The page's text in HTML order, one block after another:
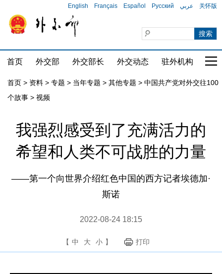
English Français Español Русский عربي 关怀版
首页 外交部 外交部长 外交动态 驻外机构 国
首页 > 资料 > 专题 > 当年专题 > 其他专题 > 中国共产党对外交往100
个故事 > 视频
我强烈感受到了充满活力的
希望和人类不可战胜的力量
——第一个向世界介绍红色中国的西方记者埃德加·
斯诺
2022-08-24 18:15
【 中 大 小 】 打印